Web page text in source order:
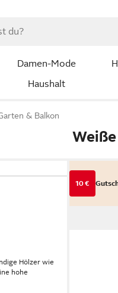
Damen-Mode
Haushalt
& Balkon
Hölzer wie
hohe
10 €